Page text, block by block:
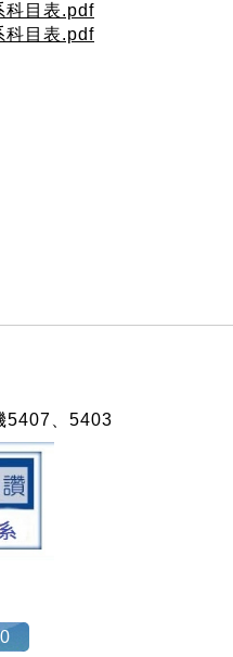
科目表.pdf
科目表.pdf
5407、5403